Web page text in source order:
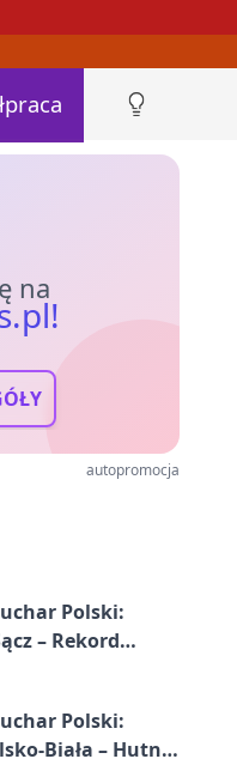
na
autopromocja
Polski:
– Rekord
Polski:
Biała – Hutnik